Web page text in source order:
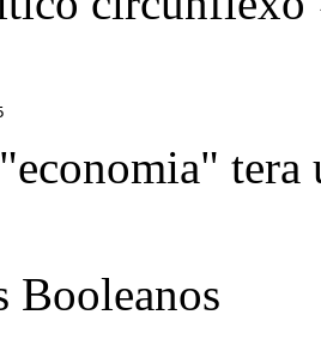
tera
Booleanos